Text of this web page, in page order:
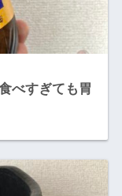
べすぎても胃